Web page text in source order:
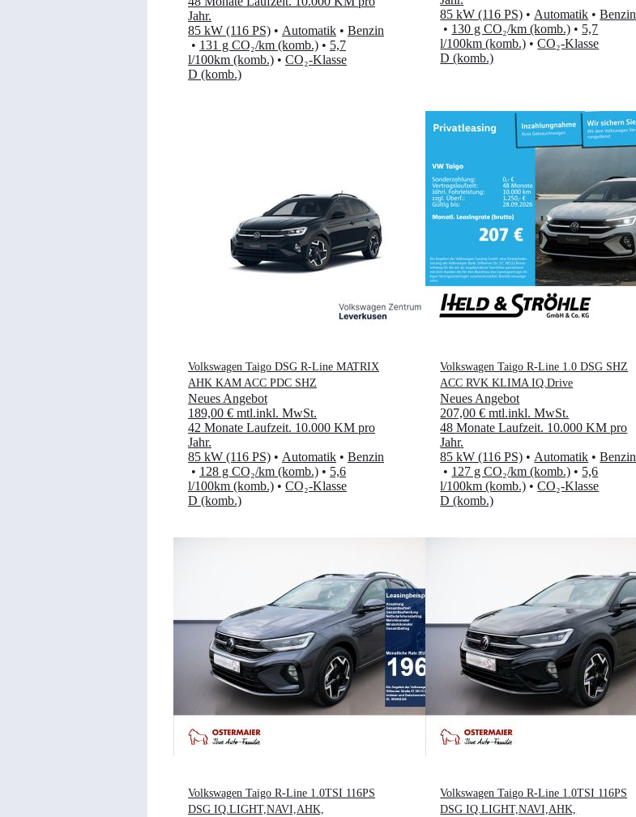
Jahr.
85 kW (116 PS) • Automatik • Benzin
• 131 g CO₂/km (komb.) • 5,7
l/100km (komb.) • CO₂-Klasse
D (komb.)
85 kW (116 PS) • Automatik • Benzin
• 130 g CO₂/km (komb.) • 5,7
l/100km (komb.) • CO₂-Klasse
D (komb.)
Volkswagen Taigo DSG R-Line MATRIX
AHK KAM ACC PDC SHZ
Neues Angebot
189,00 € mtl.inkl. MwSt.
42 Monate Laufzeit. 10.000 KM pro
Jahr.
85 kW (116 PS) • Automatik • Benzin
• 128 g CO₂/km (komb.) • 5,6
l/100km (komb.) • CO₂-Klasse
D (komb.)
Volkswagen Taigo R-Line 1.0 DSG SHZ
ACC RVK KLIMA IQ.Drive
Neues Angebot
207,00 € mtl.inkl. MwSt.
48 Monate Laufzeit. 10.000 KM pro
Jahr.
85 kW (116 PS) • Automatik • Benzin
• 127 g CO₂/km (komb.) • 5,6
l/100km (komb.) • CO₂-Klasse
D (komb.)
Volkswagen Taigo R-Line 1.0TSI 116PS
DSG IQ.LIGHT,NAVI,AHK,
Volkswagen Taigo R-Line 1.0TSI 116PS
DSG IQ.LIGHT,NAVI,AHK,